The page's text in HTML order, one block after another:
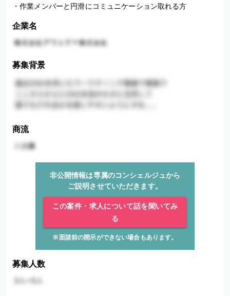
・作業メンバーと円滑にコミュニケーション取れる方
企業名
募集背景
商流
非公開情報は専属のコンシェルジュから
ご説明させていただきます。
この案件・求人について話を聞いてみ
る
※面談前の開示ができない場合もあります。
募集人数